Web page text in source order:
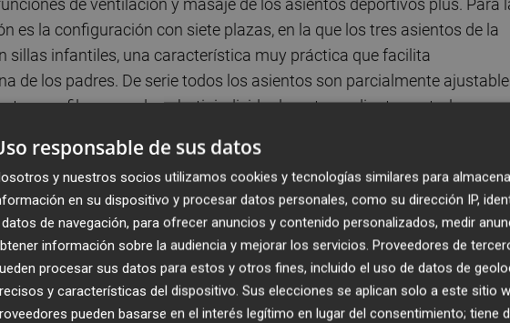
de ventilación y masaje de los asientos deportivos plus. Para
es la configuración con siete plazas, en la que los tres asientos de la
sillas infantiles, una característica muy práctica que facilita
de los padres. De serie todos los asientos son parcialmente
tercera fila se pueden abatir individualmente mediante controles
que necesite cambiar rápidamente la configuración del
o la capacidad de almacenamiento.
un botón
puertas se pueden accionar eléctricamente. Ya sea con la llave, a
el MMI, abrir y cerrar las puertas es una operación intuitiva
de apertura de hasta
siempre fácil. Además, un amplio conjunto de sensores perimetrales
responsable de sus datos
y nuestros socios utilizamos cookies y tecnologías similares para
en su dispositivo y procesar datos personales, como su dirección IP,
de navegación, para ofrecer anuncios y contenido personalizados, medir
información sobre la audiencia y mejorar los servicios. Proveedores de
procesar sus datos para estos y otros fines, incluido el uso de datos de
y características del dispositivo. Sus elecciones se aplican solo a este sitio
pueden basarse en el interés legítimo en lugar del consentimiento; tiene